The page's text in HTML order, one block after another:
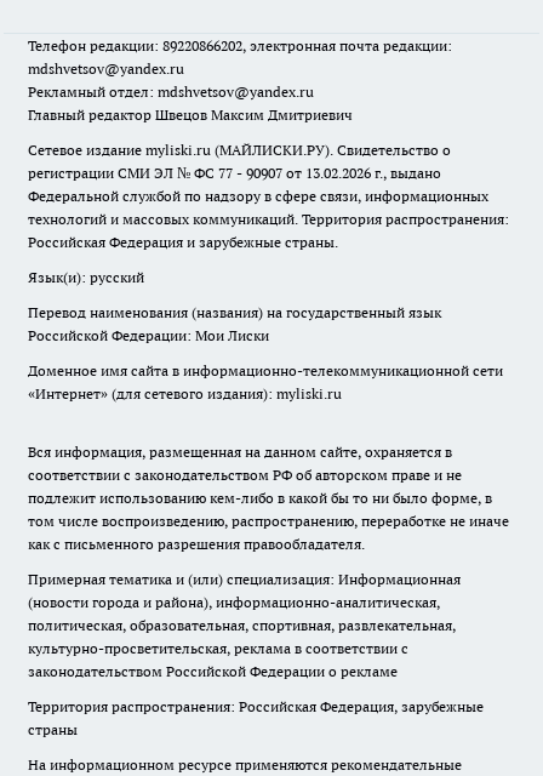
Телефон редакции: 89220866202, электронная почта редакции:
mdshvetsov@yandex.ru
Рекламный отдел: mdshvetsov@yandex.ru
Главный редактор Швецов Максим Дмитриевич
Сетевое издание myliski.ru (МАЙЛИСКИ.РУ). Свидетельство о
регистрации СМИ ЭЛ № ФС 77 - 90907 от 13.02.2026 г., выдано
Федеральной службой по надзору в сфере связи, информационных
технологий и массовых коммуникаций. Территория распространения:
Российская Федерация и зарубежные страны.
Язык(и): русский
Перевод наименования (названия) на государственный язык
Российской Федерации: Мои Лиски
Доменное имя сайта в информационно-телекоммуникационной сети
«Интернет» (для сетевого издания): myliski.ru
Вся информация, размещенная на данном сайте, охраняется в
соответствии с законодательством РФ об авторском праве и не
подлежит использованию кем-либо в какой бы то ни было форме, в
том числе воспроизведению, распространению, переработке не иначе
как с письменного разрешения правообладателя.
Примерная тематика и (или) специализация: Информационная
(новости города и района), информационно-аналитическая,
политическая, образовательная, спортивная, развлекательная,
культурно-просветительская, реклама в соответствии с
законодательством Российской Федерации о рекламе
Территория распространения: Российская Федерация, зарубежные
страны
На информационном ресурсе применяются рекомендательные